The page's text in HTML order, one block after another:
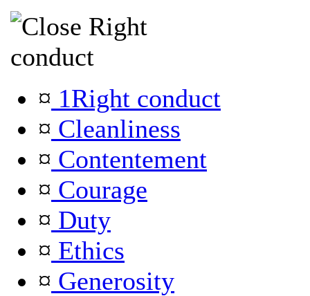
Right
conduct
¤ 1Right conduct
¤ Cleanliness
¤ Contentement
¤ Courage
¤ Duty
¤ Ethics
¤ Generosity